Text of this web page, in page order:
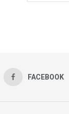
FACEBOOK